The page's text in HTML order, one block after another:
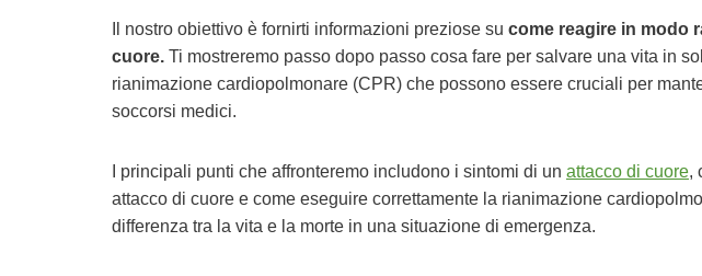
Il nostro obiettivo è fornirti informazioni preziose su come reagire in modo
cuore. Ti mostreremo passo dopo passo cosa fare per salvare una vita in
rianimazione cardiopolmonare (CPR) che possono essere cruciali per
soccorsi medici.
I principali punti che affronteremo includono i sintomi di un attacco di cuore,
attacco di cuore e come eseguire correttamente la rianimazione
differenza tra la vita e la morte in una situazione di emergenza.